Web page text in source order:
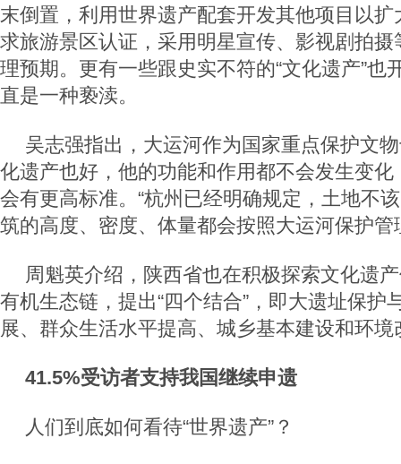
末倒置，利用世界遗产配套开发其他项目以
求旅游景区认证，采用明星宣传、影视剧拍
理预期。更有一些跟史实不符的“文化遗产”也
直是一种亵渎。
吴志强指出，大运河作为国家重点保护文
化遗产也好，他的功能和作用都不会发生变
会有更高标准。“杭州已经明确规定，土地不
筑的高度、密度、体量都会按照大运河保护管
周魁英介绍，陕西省也在积极探索文化遗
有机生态链，提出“四个结合”，即大遗址保护
展、群众生活水平提高、城乡基本建设和环境
41.5%受访者支持我国继续申遗
人们到底如何看待“世界遗产”？